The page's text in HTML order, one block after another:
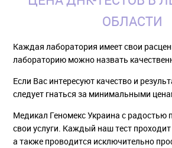
ОБЛАСТИ
Каждая лаборатория имеет свои
лабораторию можно назвать
Если Вас интересуют качество и
следует гнаться за минимальными
Медикал Геномекс Украина с радостью
свои услуги. Каждый наш тест
а также проводится исключительно